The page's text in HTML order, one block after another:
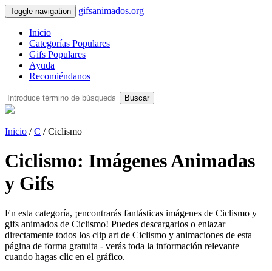
Toggle navigation gifsanimados.org
Inicio
Categorías Populares
Gifs Populares
Ayuda
Recomiéndanos
Buscar
Inicio /C / Ciclismo
Ciclismo: Imágenes Animadas
y Gifs
En esta categoría, ¡encontrarás fantásticas imágenes de Ciclismo y
gifs animados de Ciclismo! Puedes descargarlos o enlazar
directamente todos los clip art de Ciclismo y animaciones de esta
página de forma gratuita - verás toda la información relevante
cuando hagas clic en el gráfico.